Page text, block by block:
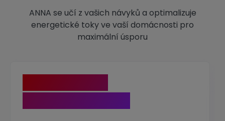
ANNA se učí z vašich návyků a optimalizuje
energetické toky ve vaší domácnosti pro
maximální úsporu